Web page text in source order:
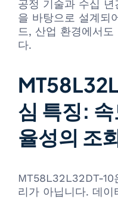
공정 기술과 수십
을 바탕으로 설계되
드, 산업 환경에서도
다.
심 특징:
율성의 조
MT58L32L32DT-10
리가 아닙니다. 데